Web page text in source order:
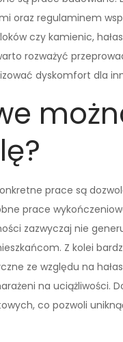
oraz regulaminem
czy kamienic,
rozważyć
dyskomfort dla
prace są
prace
zazwyczaj nie
Z kolei
ze względu na
na uciążliwości.
co pozwoli